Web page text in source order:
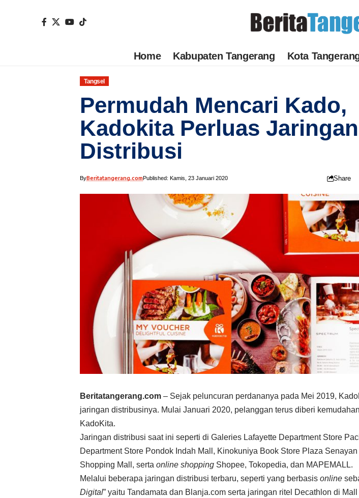
Home Kabupaten Tangerang Kota
Tangsel
Permudah Mencari Kado,
Kadokita Perluas Jaringan
Distribusi
ByBeritatangerang.comPublished: Kamis, 23 Januari 2020 Share
Beritatangerang.com – Sejak peluncuran perdananya pada Mei 2019,
jaringan distribusinya. Mulai Januari 2020, pelanggan terus diberi
KadoKita.
Jaringan distribusi saat ini seperti di Galeries Lafayette Department Store
Department Store Pondok Indah Mall, Kinokuniya Book Store Plaza
Shopping Mall, serta online shopping Shopee, Tokopedia, dan MAPEMALL.
Melalui beberapa jaringan distribusi terbaru, seperti yang berbasis online
Digital” yaitu Tandamata dan Blanja.com serta jaringan ritel Decathlon di Mall